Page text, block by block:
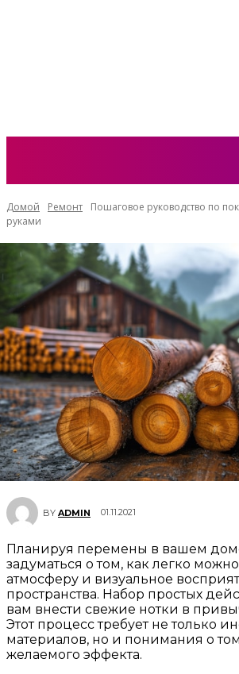
Домой Ремонт
Пошаговое руководство по
руками
BY ADMIN 01.11.2021
Планируя перемены в вашем
задуматься о том, как легко
атмосферу и визуальное
пространства. Набор простых
вам внести свежие нотки в
Этот процесс требует не только
материалов, но и понимания о
желаемого эффекта.